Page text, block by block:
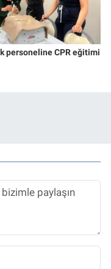
personeline CPR eğitimi